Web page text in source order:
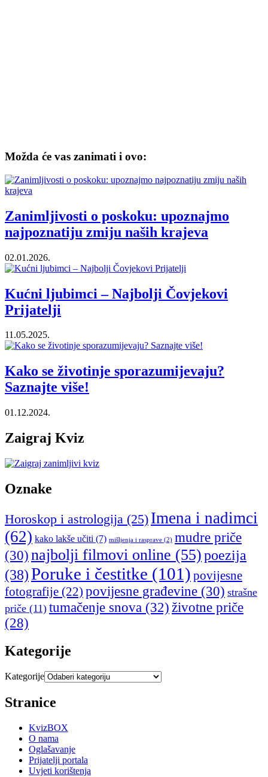
Možda će vas zanimati i ovo:
Zanimljivosti o poskoku: upoznajmo
najpoznatiju zmiju naših krajeva
02.01.2026.
Kućni ljubimci – Najbolji Čovjekovi
Prijatelji
11.05.2025.
Kako se životinje sporazumijevaju?
Saznajte više!
01.12.2024.
Zaigraj Kviz
Oznake
Horoskop i astrologija (25) Imena i nadimci
(62) kako lakše učiti (7) mišljenja i rasprave (2) mudre priče
(30) najbolji filmovi online (55)poezija
(38)Poruke i čestitke (101) povijesne
fotografije (22) povijesne građevine (30) strašne
priče (11) tumačenje snova (32) životne priče
(28)
Kategorije
Kategorije
Stranice
KvizBOX
O nama
Oglašavanje
Prijatelji portala
Uvjeti korištenja